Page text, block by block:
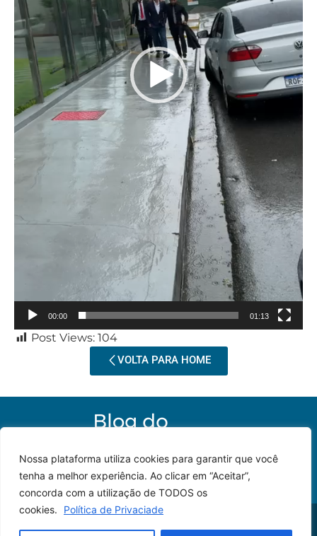
Nossa plataforma utiliza cookies para garantir que você
tenha a melhor experiência. Ao clicar em “Aceitar”,
concorda com a utilização de TODOS os
cookies.
Política de Privaciade
00:00 01:13
Post Views: 104
VOLTA PARA HOME